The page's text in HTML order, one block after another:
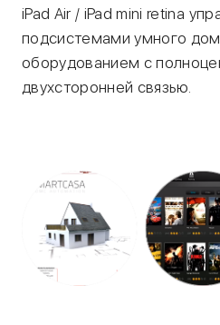
iPad Air / iPad mini retina
подсистемами умного
оборудованием с
двухсторонней связью.